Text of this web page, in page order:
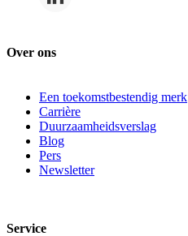
Over ons
Een toekomstbestendig merk
Carrière
Duurzaamheidsverslag
Blog
Pers
Newsletter
Service